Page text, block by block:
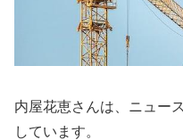
内屋花恵さんは、ニュー
しています。